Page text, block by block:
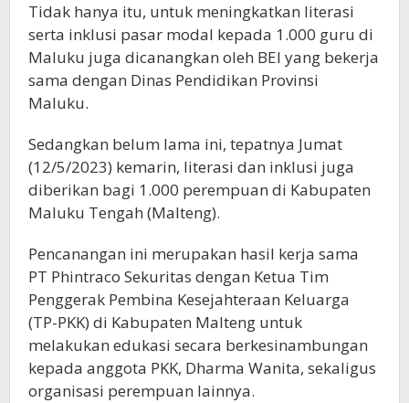
Tidak hanya itu, untuk meningkatkan literasi
serta inklusi pasar modal kepada 1.000 guru di
Maluku juga dicanangkan oleh BEI yang bekerja
sama dengan Dinas Pendidikan Provinsi
Maluku.
Sedangkan belum lama ini, tepatnya Jumat
(12/5/2023) kemarin, literasi dan inklusi juga
diberikan bagi 1.000 perempuan di Kabupaten
Maluku Tengah (Malteng).
Pencanangan ini merupakan hasil kerja sama
PT Phintraco Sekuritas dengan Ketua Tim
Penggerak Pembina Kesejahteraan Keluarga
(TP-PKK) di Kabupaten Malteng untuk
melakukan edukasi secara berkesinambungan
kepada anggota PKK, Dharma Wanita, sekaligus
organisasi perempuan lainnya.